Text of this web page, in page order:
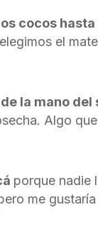
cocos
el
la mano del
Algo
porque nadie
me